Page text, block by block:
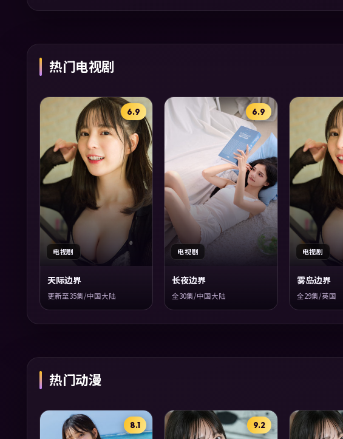
热门电视剧
6.9
电视剧
天际边界
更新至35集/中国大陆
6.9
电视剧
长夜边界
全30集/中国大陆
电视剧
雾岛边界
全29集/英国
热门动漫
8.1 9.2